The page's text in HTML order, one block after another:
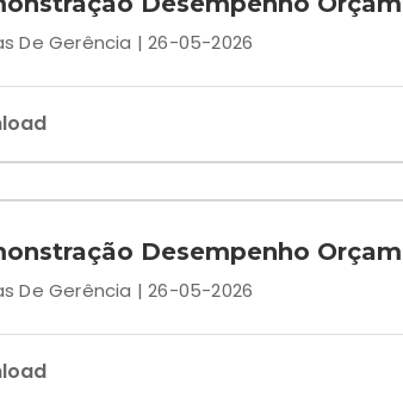
De Gerência | 26-05-2026
Desempenho
De Gerência | 26-05-2026